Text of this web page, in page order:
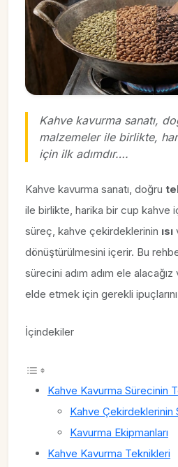
Kahve kavurma sanatı,
malzemeler ile birlikte,
için ilk adımdır….
Kahve kavurma sanatı, doğru
ile birlikte, harika bir cup kahve
süreç, kahve çekirdeklerinin ısı
dönüştürülmesini içerir. Bu
sürecini adım adım ele
elde etmek için gerekli
İçindekiler
Kahve Kavurma Sürecinin
Kahve Çekirdeklerinin
Kavurma Ekipmanları
Kahve Kavurma Teknikleri